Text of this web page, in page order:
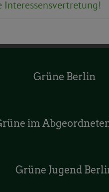
Interessensvertretung!
Grüne Berlin
im
Grüne Jugend